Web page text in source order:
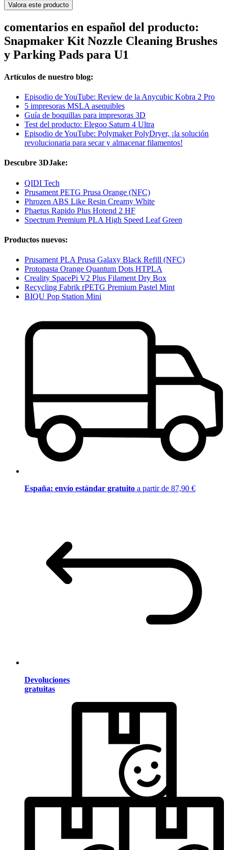
Valora este producto
comentarios en español del producto:
Snapmaker Kit Nozzle Cleaning Brushes
y Parking Pads para U1
Artículos de nuestro blog:
Episodio de YouTube: Review de la Anycubic Kobra 2 Pro
5 impresoras MSLA asequibles
Guía de boquillas para impresoras 3D
Test del producto: Elegoo Saturn 4 Ultra
Episodio de YouTube: Polymaker PolyDryer, ¡la solución
revolucionaria para secar y almacenar filamentos!
Descubre 3DJake:
QIDI Tech
Prusament PETG Prusa Orange (NFC)
Phrozen ABS Like Resin Creamy White
Phaetus Rapido Plus Hotend 2 HF
Spectrum Premium PLA High Speed Leaf Green
Productos nuevos:
Prusament PLA Prusa Galaxy Black Refill (NFC)
Protopasta Orange Quantum Dots HTPLA
Creality SpacePi V2 Plus Filament Dry Box
Recycling Fabrik rPETG Premium Pastel Mint
BIQU Pop Station Mini
España: envío estándar gratuito a partir de 87,90 €
Devoluciones
gratuitas